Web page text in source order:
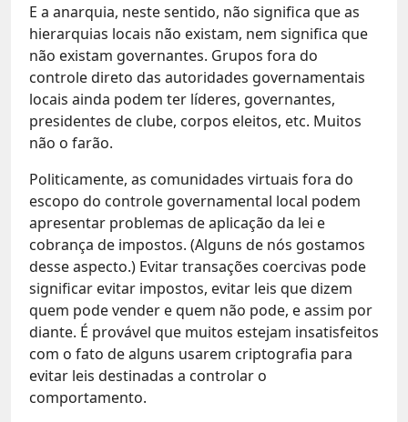
E a anarquia, neste sentido, não significa que as
hierarquias locais não existam, nem significa que
não existam governantes. Grupos fora do
controle direto das autoridades governamentais
locais ainda podem ter líderes, governantes,
presidentes de clube, corpos eleitos, etc. Muitos
não o farão.
Politicamente, as comunidades virtuais fora do
escopo do controle governamental local podem
apresentar problemas de aplicação da lei e
cobrança de impostos. (Alguns de nós gostamos
desse aspecto.) Evitar transações coercivas pode
significar evitar impostos, evitar leis que dizem
quem pode vender e quem não pode, e assim por
diante. É provável que muitos estejam insatisfeitos
com o fato de alguns usarem criptografia para
evitar leis destinadas a controlar o
comportamento.